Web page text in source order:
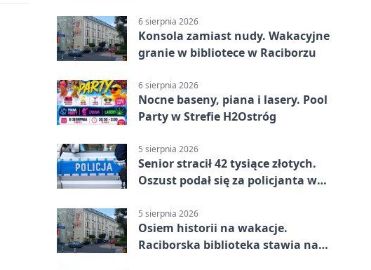
6 sierpnia 2026
Konsola zamiast nudy. Wakacyjne
granie w bibliotece w Raciborzu
6 sierpnia 2026
Nocne baseny, piana i lasery. Pool
Party w Strefie H2Ostróg
5 sierpnia 2026
Senior stracił 42 tysiące złotych.
Oszust podał się za policjanta w
5 sierpnia 2026
Osiem historii na wakacje.
Raciborska biblioteka stawia na